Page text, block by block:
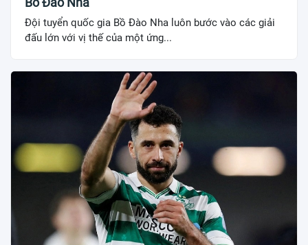
Đội tuyển quốc gia Bồ Đào Nha luôn bước vào các giải
đấu lớn với vị thế của một ứng...